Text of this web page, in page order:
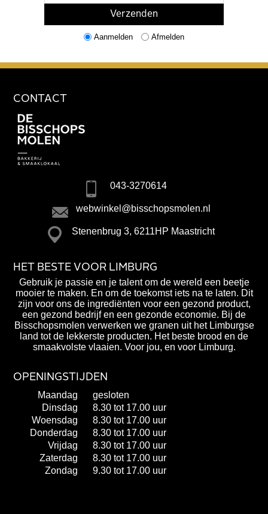
Aanmelden Afmelden
CONTACT
043-3270614
webwinkel@bisschopsmolen.nl
Stenenbrug 3, 6211HP Maastricht
HET BESTE VOOR LIMBURG
Gebruik je passie en je talent om de wereld een beetje
mooier te maken. En om de toekomst iets na te laten. Dit
zijn voor ons de ingrediënten voor een gezond product,
een gezond bedrijf en een gezonde economie. Bij de
Bisschopsmolen verwerken we granen uit het Limburgse
land tot de lekkerste producten. Het beste brood en de
smaakvolste vlaaien. Voor jou, en voor Limburg.
OPENINGSTIJDEN
Maandag
gesloten
Dinsdag
8.30 tot 17.00 uur
Woensdag
8.30 tot 17.00 uur
Donderdag
8.30 tot 17.00 uur
Vrijdag
8.30 tot 17.00 uur
Zaterdag
8.30 tot 17.00 uur
Zondag
9.30 tot 17.00 uur